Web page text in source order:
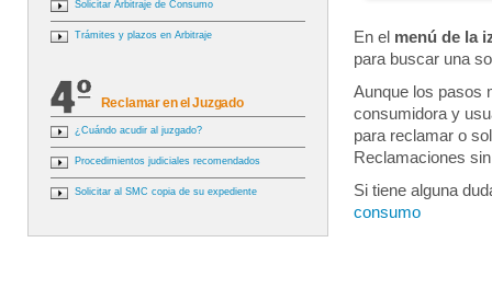
Solicitar Arbitraje de Consumo
Trámites y plazos en Arbitraje
Reclamar en el Juzgado
¿Cuándo acudir al juzgado?
Procedimientos judiciales recomendados
Solicitar al SMC copia de su expediente
En el menú de la
para buscar una
Aunque los pasos
consumidora y
para reclamar o
Reclamaciones
Si tiene alguna
consumo